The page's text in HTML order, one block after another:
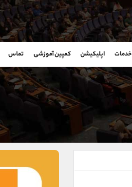
خدمات اپلیکیشن کمپین آموزشی تماس
شروع گفتگو
@Armteam_admin_103
103
واتساپ
تلگرام